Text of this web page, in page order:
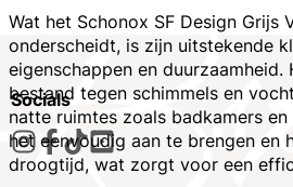
Wat het Schonox SF Design Grijs
onderscheidt, is zijn uitstekende
eigenschappen en
bestand tegen schimmels en
natte ruimtes zoals badkamers
het eenvoudig aan te brengen en
droogtijd, wat zorgt voor een
Socials